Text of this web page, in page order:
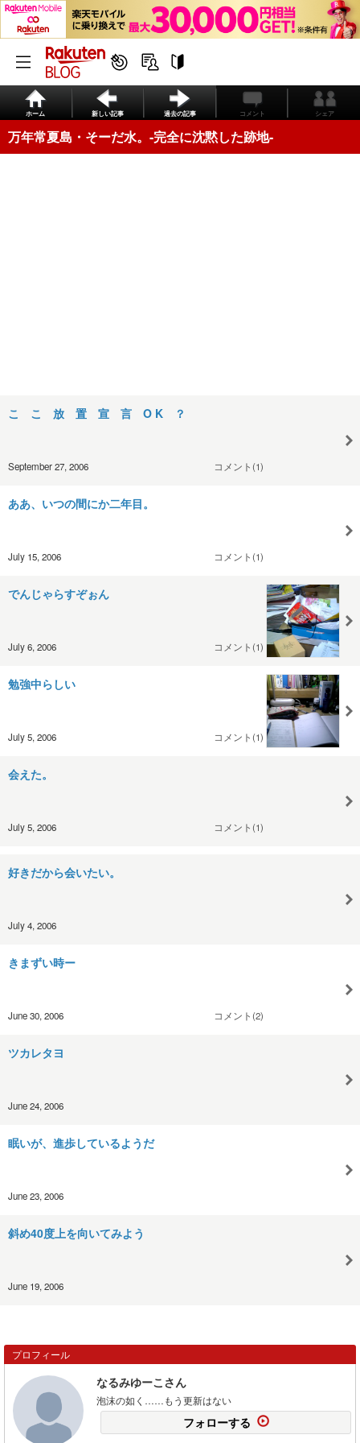
ホーム 新しい記事 過去の記事 コメント シェア
万年常夏島・そーだ水。-完全に沈黙した跡地-
こ こ 放 置 宣 言 O K ？
September 27, 2006 コメント(1)
ああ、いつの間にか二年目。
July 15, 2006 コメント(1)
でんじゃらすぞぉん
July 6, 2006 コメント(1)
勉強中らしい
July 5, 2006 コメント(1)
会えた。
July 5, 2006 コメント(1)
好きだから会いたい。
July 4, 2006
きまずい時ー
June 30, 2006 コメント(2)
ツカレタヨ
June 24, 2006
眠いが、進歩しているようだ
June 23, 2006
斜め40度上を向いてみよう
June 19, 2006
プロフィール
なるみゆーこさん
泡沫の如く……もう更新はない
フォローする